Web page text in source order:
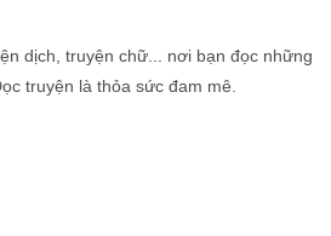
dịch, truyện chữ... nơi bạn đọc những
truyện là thỏa sức đam mê.